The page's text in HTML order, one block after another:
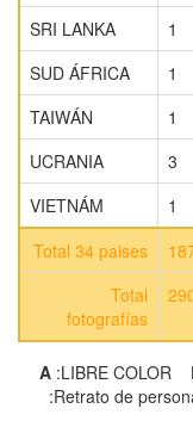
SRI LANKA
1
SUD ÁFRICA
1
TAIWÁN
1
UCRANIA
3
VIETNÁM
1
Total 34 paises
Total
fotografías
A :LIBRE COLOR
:Retrato de